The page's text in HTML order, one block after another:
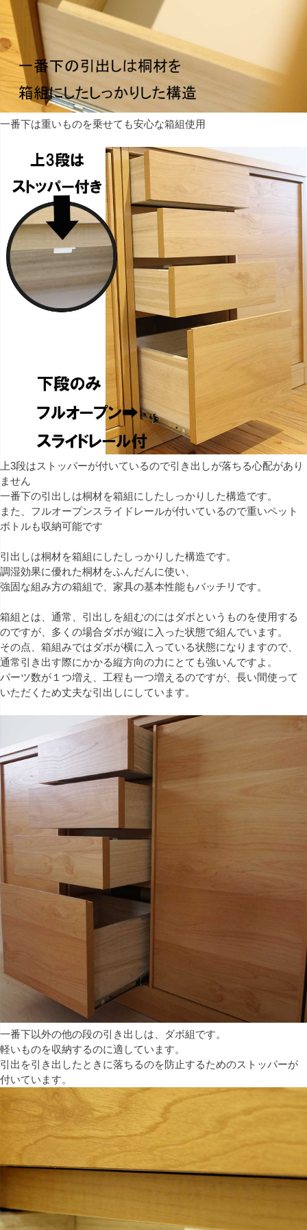
一番下は重いものを乗せても安心な箱組使用
上3段はストッパーが付いているので引き出しが落ちる心配があり
ません
一番下の引出しは桐材を箱組にしたしっかりした構造です。
また、フルオープンスライドレールが付いているので重いペット
ボトルも収納可能です
引出しは桐材を箱組にしたしっかりした構造です。
調湿効果に優れた桐材をふんだんに使い、
強固な組み方の箱組で、家具の基本性能もバッチリです。
箱組とは、通常、引出しを組むのにはダボというものを使用する
のですが、多くの場合ダボが縦に入った状態で組んでいます。
その点、箱組みではダボが横に入っている状態になりますので、
通常引き出す際にかかる縦方向の力にとても強いんですよ。
パーツ数が１つ増え、工程も一つ増えるのですが、長い間使って
いただくため丈夫な引出しにしています。
一番下以外の他の段の引き出しは、ダボ組です。
軽いものを収納するのに適しています。
引出を引き出したときに落ちるのを防止するためのストッパーが
付いています。